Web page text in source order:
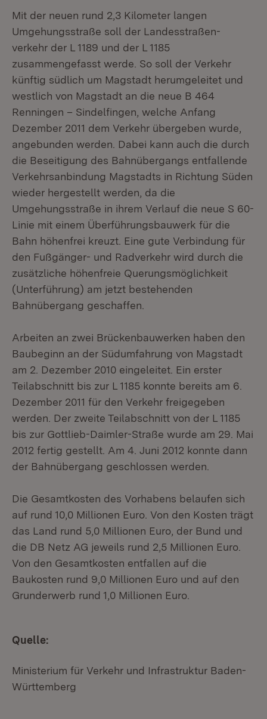
Mit der neuen rund 2,3 Kilometer langen
Umgehungsstraße soll der Landesstraßen-
verkehr der L 1189 und der L 1185
zusammengefasst werde. So soll der Verkehr
künftig südlich um Magstadt herumgeleitet und
westlich von Magstadt an die neue B 464
Renningen – Sindelfingen, welche Anfang
Dezember 2011 dem Verkehr übergeben wurde,
angebunden werden. Dabei kann auch die durch
die Beseitigung des Bahnübergangs entfallende
Verkehrsanbindung Magstadts in Richtung Süden
wieder hergestellt werden, da die
Umgehungsstraße in ihrem Verlauf die neue S 60-
Linie mit einem Überführungsbauwerk für die
Bahn höhenfrei kreuzt. Eine gute Verbindung für
den Fußgänger- und Radverkehr wird durch die
zusätzliche höhenfreie Querungsmöglichkeit
(Unterführung) am jetzt bestehenden
Bahnübergang geschaffen.
Arbeiten an zwei Brückenbauwerken haben den
Baubeginn an der Südumfahrung von Magstadt
am 2. Dezember 2010 eingeleitet. Ein erster
Teilabschnitt bis zur L 1185 konnte bereits am 6.
Dezember 2011 für den Verkehr freigegeben
werden. Der zweite Teilabschnitt von der L 1185
bis zur Gottlieb-Daimler-Straße wurde am 29. Mai
2012 fertig gestellt. Am 4. Juni 2012 konnte dann
der Bahnübergang geschlossen werden.
Die Gesamtkosten des Vorhabens belaufen sich
auf rund 10,0 Millionen Euro. Von den Kosten trägt
das Land rund 5,0 Millionen Euro, der Bund und
die DB Netz AG jeweils rund 2,5 Millionen Euro.
Von den Gesamtkosten entfallen auf die
Baukosten rund 9,0 Millionen Euro und auf den
Grunderwerb rund 1,0 Millionen Euro.
Quelle:
Ministerium für Verkehr und Infrastruktur Baden-
Württemberg